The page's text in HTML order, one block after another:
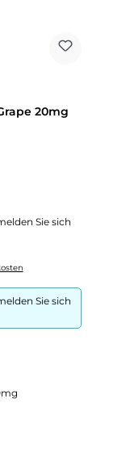
20mg
Sie sich
Sie sich